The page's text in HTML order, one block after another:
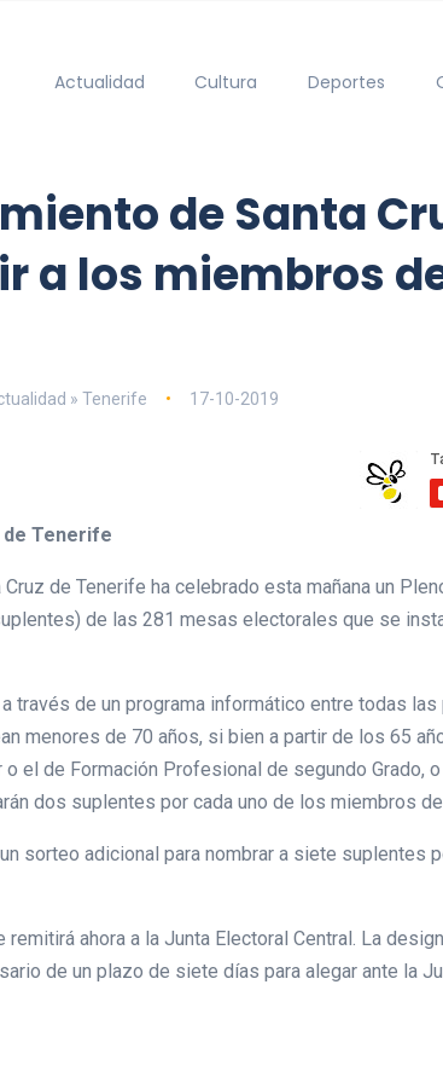
Actualidad Cultura Deportes
de Santa
a los miembros
» Tenerife 17-10-2019
de Tenerife
Cruz de Tenerife ha celebrado esta mañana un
de las 281 mesas electorales que se
través de un programa informático entre todas
menores de 70 años, si bien a partir de los 65
el de Formación Profesional de segundo Grado,
dos suplentes por cada uno de los miembros
sorteo adicional para nombrar a siete
ahora a la Junta Electoral Central. La
de un plazo de siete días para alegar ante la